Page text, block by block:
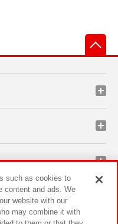
such as cookies to
content and ads. We
website with our
may combine it with